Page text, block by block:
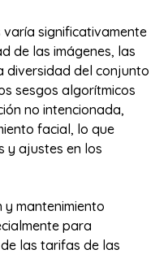
significativamente
de las imágenes, las
diversidad del conjunto
sesgos algorítmicos
no intencionada,
facial, lo que
y ajustes en los
y mantenimiento
para
las tarifas de las